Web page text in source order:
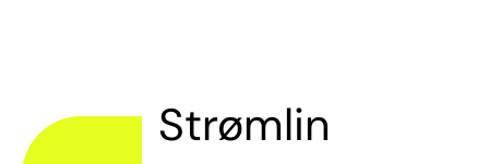
Strømlin